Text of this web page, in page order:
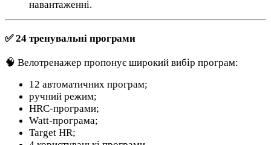
навантаженні.
✅ 24 тренувальні програми
🧠 Велотренажер пропонує широкий вибір програм:
12 автоматичних програм;
ручний режим;
HRC-програми;
Watt-програма;
Target HR;